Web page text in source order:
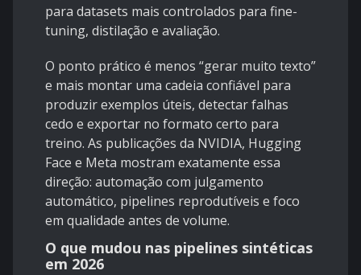
para datasets mais controlados para fine-
tuning, distilação e avaliação.
O ponto prático é menos “gerar muito texto”
e mais montar uma cadeia confiável para
produzir exemplos úteis, detectar falhas
cedo e exportar no formato certo para
treino. As publicações da NVIDIA, Hugging
Face e Meta mostram exatamente essa
direção: automação com julgamento
automático, pipelines reprodutíveis e foco
em qualidade antes de volume.
O que mudou nas pipelines sintéticas
em 2026